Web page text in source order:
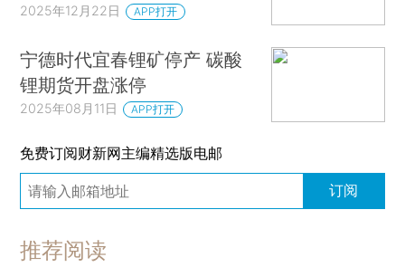
2025年12月22日 APP打开
宁德时代宜春锂矿停产 碳酸
锂期货开盘涨停
2025年08月11日 APP打开
免费订阅财新网主编精选版电邮
订阅
推荐阅读